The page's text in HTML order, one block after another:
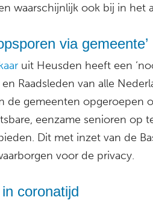
waarschijnlijk ook bij in het
via gemeente’
uit Heusden heeft een
Raadsleden van alle
de gemeenten opgeroepen
eenzame senioren op
Dit met inzet van de
voor de privacy.
coronatijd